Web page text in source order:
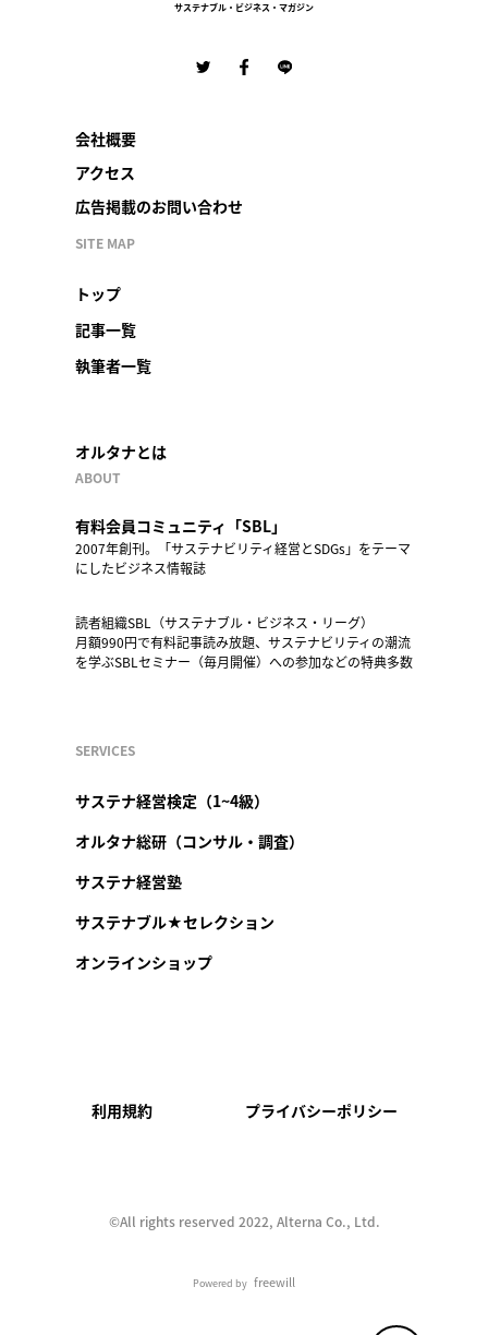
サステナブル・ビジネス・マガジン
会社概要
アクセス
広告掲載のお問い合わせ
SITE MAP
トップ
記事一覧
執筆者一覧
オルタナとは
ABOUT
有料会員コミュニティ「SBL」
2007年創刊。「サステナビリティ経営とSDGs」をテーマ
にしたビジネス情報誌
読者組織SBL（サステナブル・ビジネス・リーグ）
月額990円で有料記事読み放題、サステナビリティの潮流
を学ぶSBLセミナー（毎月開催）への参加などの特典多数
SERVICES
サステナ経営検定（1~4級）
オルタナ総研（コンサル・調査）
サステナ経営塾
サステナブル★セレクション
オンラインショップ
利用規約 プライバシーポリシー
©︎All rights reserved 2022, Alterna Co., Ltd.
Powered by freewill